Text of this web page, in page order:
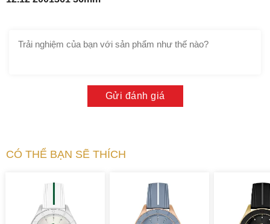
Gửi đánh giá
CÓ THỂ BẠN SẼ THÍCH